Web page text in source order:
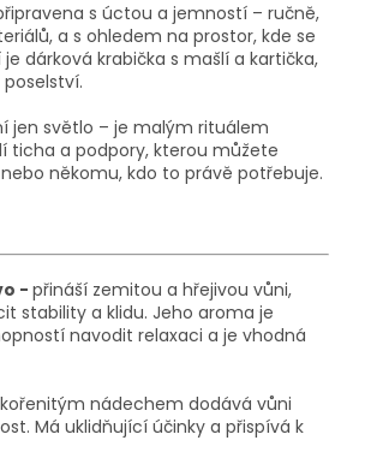
s úctou a jemností – ručně,
a s ohledem na prostor, kde se
dárková krabička s mašlí a kartička,
jen světlo – je malým rituálem
ticha a podpory, kterou můžete
někomu, kdo to právě potřebuje.
- přináší zemitou a hřejivou vůni,
stability a klidu. Jeho aroma je
navodit relaxaci a je vhodná
nádechem dodává vůni
Má uklidňující účinky a přispívá k